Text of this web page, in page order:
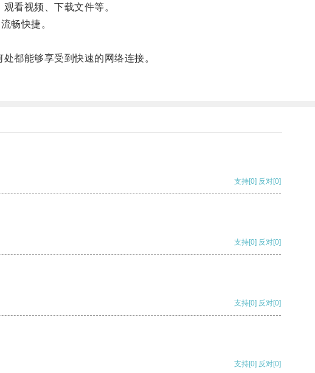
看视频、下载文件等。
畅快捷。
都能够享受到快速的网络连接。
支持[0] 反对[0]
支持[0] 反对[0]
支持[0] 反对[0]
支持[0] 反对[0]